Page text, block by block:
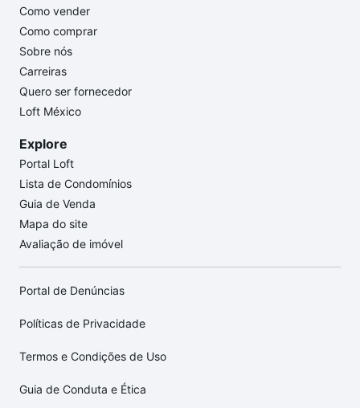
Como vender
Como comprar
Sobre nós
Carreiras
Quero ser fornecedor
Loft México
Explore
Portal Loft
Lista de Condomínios
Guia de Venda
Mapa do site
Avaliação de imóvel
Portal de Denúncias
Políticas de Privacidade
Termos e Condições de Uso
Guia de Conduta e Ética